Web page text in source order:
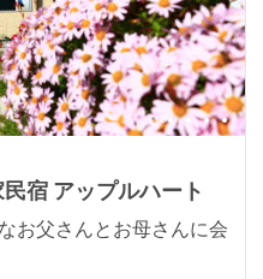
宿 アップルハート
お父さんとお母さんに会